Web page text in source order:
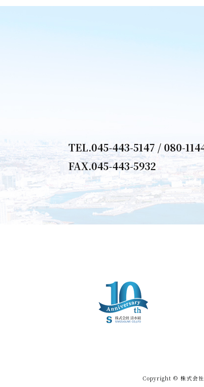
TEL.045-443-5147 / 080-
FAX.045-443-5932
Copyright © 株式会